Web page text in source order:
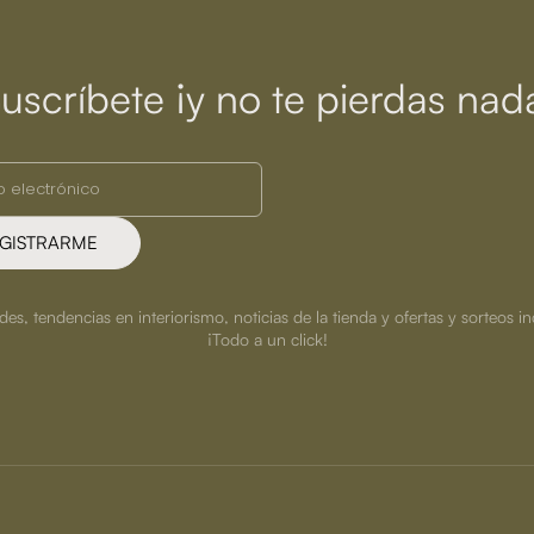
¡y no te pierdas
tendencias en interiorismo, noticias de la tienda y ofertas y sorteos
¡Todo a un click!